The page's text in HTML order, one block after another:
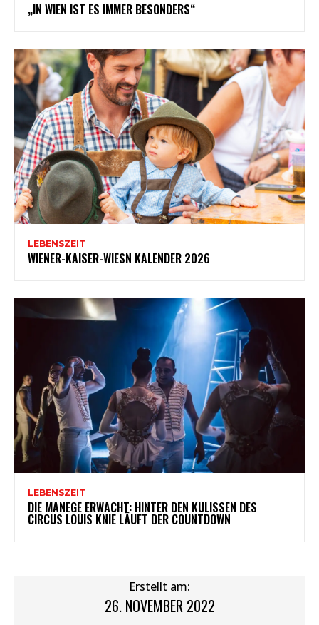
„IN WIEN IST ES IMMER BESONDERS“
LEBENSZEIT
WIENER-KAISER-WIESN KALENDER 2026
LEBENSZEIT
DIE MANEGE ERWACHT: HINTER DEN KULISSEN DES
CIRCUS LOUIS KNIE LÄUFT DER COUNTDOWN
Erstellt am:
26. NOVEMBER 2022